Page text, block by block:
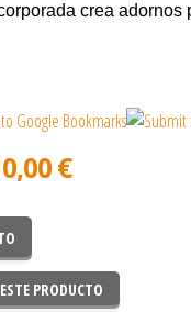
crea adornos
€
PRODUCTO